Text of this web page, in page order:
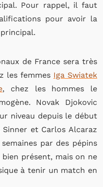
Pour rappel, il faut
pour avoir la
de France sera très
les femmes Iga Swiatek
, chez les hommes le
Novak Djokovic
niveau depuis le début
Sinner et Carlos Alcaraz
par des pépins
bien présent, mais on ne
à tenir un match en